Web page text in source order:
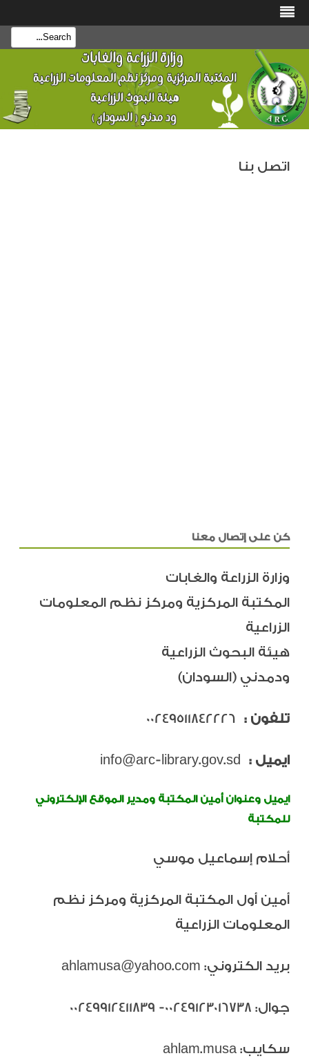
بحث
اتصل بنا
كن على إتصال معنا
وزارة الزراعة والغابات
المكتبة المركزية ومركز نظم المعلومات
الزراعية
هيئة البحوث الزراعية
ودمدني (السودان)
تلفون :
ايميل :
ايميل وعنوان أمين المكتبة ومدير الموقع الإلكتروني
للمكتبة
أحلام إسماعيل موسي
أمين أول المكتبة المركزية ومركز نظم
المعلومات الزراعية
بريد الكتروني: ahlamusa@yahoo.com
جوال: 00249123016738- 00249912411839
سكايب: ahlam.musa